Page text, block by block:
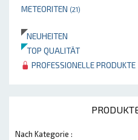
METEORITEN (21)
NEUHEITEN
TOP QUALITÄT
PROFESSIONELLE PRODUKTE
Nach Kategorie :